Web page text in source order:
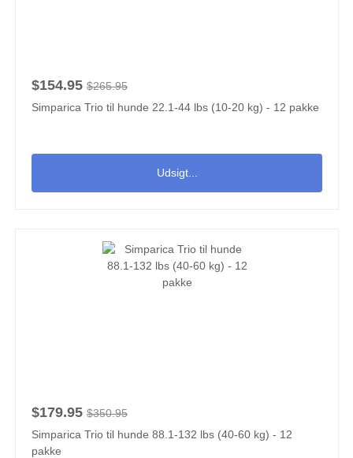
$154.95 $265.95
Simparica Trio til hunde 22.1-44 lbs (10-20 kg) - 12 pakke
Udsigt...
$179.95 $350.95
Simparica Trio til hunde 88.1-132 lbs (40-60 kg) - 12
pakke